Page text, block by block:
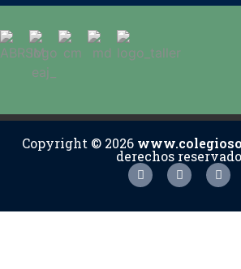
Copyright © 2026
derechos